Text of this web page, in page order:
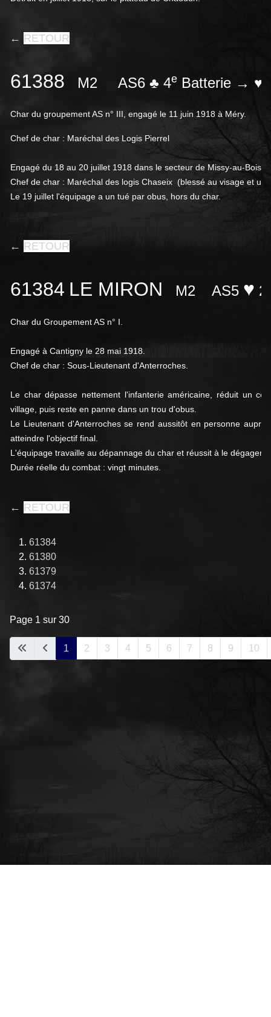
← RETOUR
61388 M2 AS6 ♣ 4e Batterie → ♥
Char du groupement AS n° III, engagé le 11 juin 1918 à Méry.
Chef de char : Maréchal des Logis Pierrel
Engagé du 18 au 20 juillet 1918 dans le secteur de Missy-au-Bois.
Chef de char : Maréchal des logis Chaseix (blessé au visage et
Le 19 juillet l'équipage a un tué par obus, hors du char.
← RETOUR
61384 LE MIRON M2 AS5 ♥ 2
Char du Groupement AS n° I.
Engagé à Cantigny le 28 mai 1918.
Chef de char : Sous-Lieutenant d'Anterroches.
Le char dépasse nettement l'infanterie américaine, réduit un
village, puis reste en panne dans un trou d'obus.
Le Lieutenant d'Anterroches se rend aussitôt en personne
atteindre l'objectif final.
L'équipage travaille au dépannage du char et réussit à le dégager
Durée réelle du combat : vingt minutes.
← RETOUR
61384
61380
61379
61374
Page 1 sur 30
1 2 3 4 5 6 7 8 9 10